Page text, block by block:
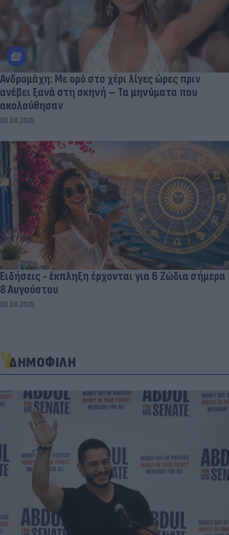
Ανδρομάχη: Με ορό στο χέρι λίγες ώρες πριν
ανέβει ξανά στη σκηνή – Τα μηνύματα που
ακολούθησαν
08.08.2026
Ειδήσεις - έκπληξη έρχονται για 6 Ζώδια σήμερα
8 Αυγούστου
08.08.2026
ΔΗΜΟΦΙΛΗ